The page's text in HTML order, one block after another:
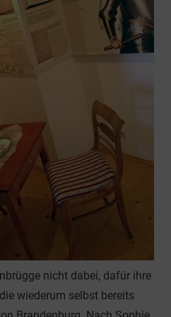
nicht dabei, dafür ihre
wiederum selbst bereits